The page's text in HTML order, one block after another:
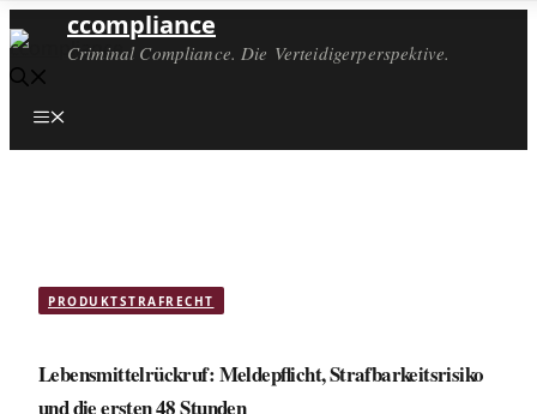
ccompliance
Criminal Compliance. Die Verteidigerperspektive.
Menü
PRODUKTSTRAFRECHT
Lebensmittelrückruf: Meldepflicht, Strafbarkeitsrisiko
und die ersten 48 Stunden